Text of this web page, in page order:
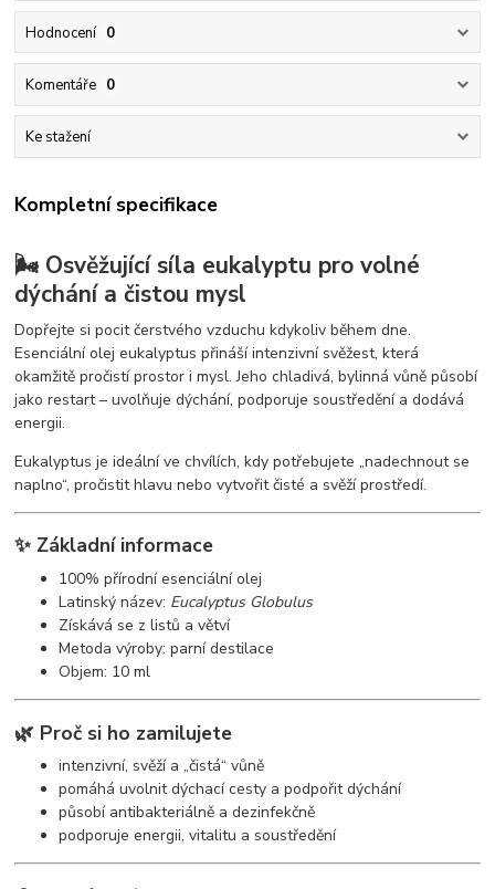
Hodnocení 0
Komentáře 0
Ke stažení
Kompletní specifikace
🌬️ Osvěžující síla eukalyptu pro volné
dýchání a čistou mysl
Dopřejte si pocit čerstvého vzduchu kdykoliv během dne.
Esenciální olej eukalyptus přináší intenzivní svěžest, která
okamžitě pročistí prostor i mysl. Jeho chladivá, bylinná vůně působí
jako restart – uvolňuje dýchání, podporuje soustředění a dodává
energii.
Eukalyptus je ideální ve chvílích, kdy potřebujete „nadechnout se
naplno“, pročistit hlavu nebo vytvořit čisté a svěží prostředí.
✨ Základní informace
100% přírodní esenciální olej
Latinský název: Eucalyptus Globulus
Získává se z listů a větví
Metoda výroby: parní destilace
Objem: 10 ml
🌿 Proč si ho zamilujete
intenzivní, svěží a „čistá“ vůně
pomáhá uvolnit dýchací cesty a podpořit dýchání
působí antibakteriálně a dezinfekčně
podporuje energii, vitalitu a soustředění